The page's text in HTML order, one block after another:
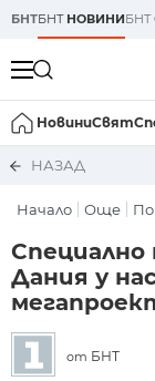
БНТБНТ НОВИНИБНТ
НовиниСвят
НАЗАД
Начало Още
Специално
Дания у
от БНТ